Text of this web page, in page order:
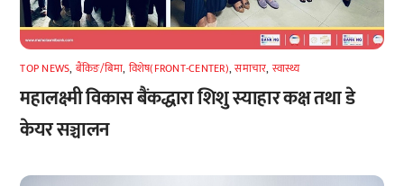
TOP NEWS, बैंकिङ/बिमा, विशेष(FRONT-CENTER),समाचार, स्वास्थ्य
महालक्ष्मी विकास बैंकद्धारा शिशु स्याहार कक्ष तथा डे
केयर सञ्चालन